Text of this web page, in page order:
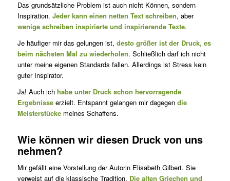
Das grundsätzliche Problem ist auch nicht Können, sondern
Inspiration. Jeder kann einen netten Text schreiben, aber
wenige schreiben inspirierte und inspirierende Texte.
Je häufiger mir das gelungen ist, desto größer ist der Druck, es
beim nächsten Mal zu wiederholen. Schließlich darf ich nicht
unter meine eigenen Standards fallen. Allerdings ist Stress kein
guter Inspirator.
Ja! Auch ich habe unter Druck schon hervorragende
Ergebnisseerzielt. Entspannt gelangen mir dagegen die
Meisterstückemeines Schaffens.
Wie können wir diesen Druck von uns
nehmen?
Mir gefällt eine Vorstellung der Autorin Elisabeth Gilbert. Sie
verweist auf die klassische Tradition. Die alten Griechen und